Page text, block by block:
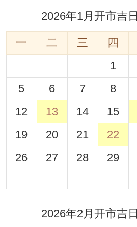
2026年1月开市吉日
一 二 三 四
1
5
6 7 8
12
13 14 15
19
20 21 22
26
27 28 29
2026年2月开市吉日